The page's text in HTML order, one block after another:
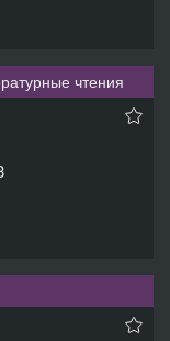
чтения